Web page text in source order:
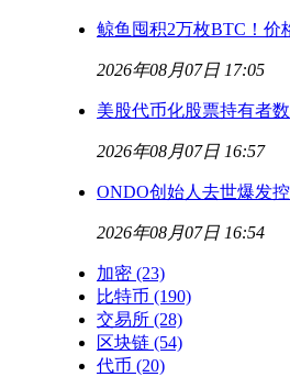
鲸鱼囤积2万枚BTC！价
2026年08月07日 17:05
美股代币化股票持有者
2026年08月07日 16:57
ONDO创始人去世爆发
2026年08月07日 16:54
加密 (23)
比特币 (190)
交易所 (28)
区块链 (54)
代币 (20)